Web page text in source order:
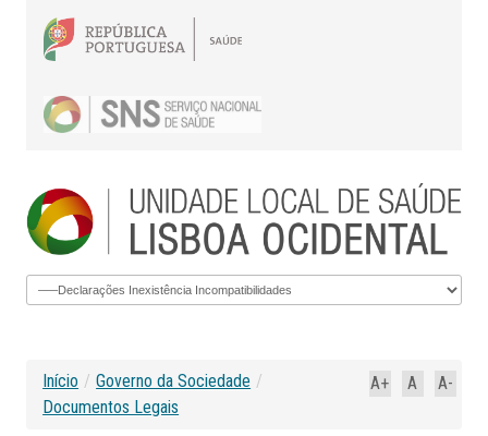
A-
A
A+
Início / Governo da Sociedade /
Documentos Legais